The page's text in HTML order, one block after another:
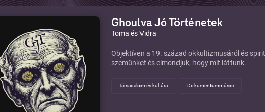
Ghoulva Jó Történetek
Toma és Vidra
Objektíven a 19. század okkultizmusáról és
szemünket és elmondjuk, hogy mit láttunk.
Társadalom és kultúra Dokumentumműsor